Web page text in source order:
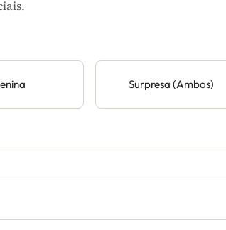
Surpresa (Ambos)